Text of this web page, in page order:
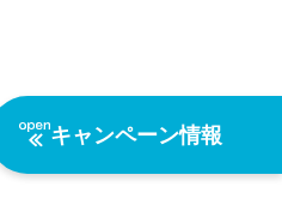
キャンペーン情報